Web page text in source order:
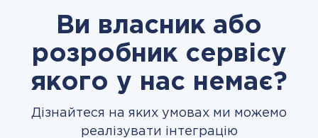
Ви власник або
розробник сервісу
якого у нас немає?
Дізнайтеся на яких умовах ми можемо
реалізувати інтеграцію